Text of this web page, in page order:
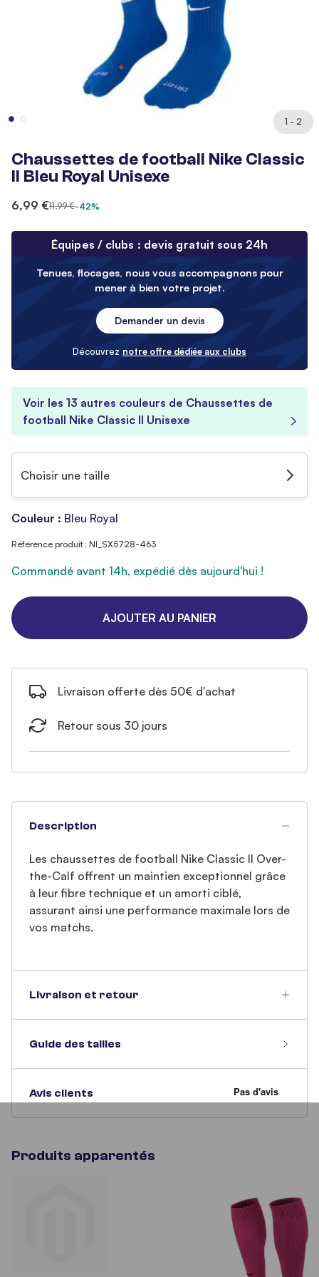
1 - 2
Chaussettes de football Nike Classic
II Bleu Royal Unisexe
6,99 €11,99 €-42%
Équipes / clubs : devis gratuit sous 24h
Tenues, flocages, nous vous accompagnons pour
mener à bien votre projet.
Demander un devis
Découvrez notre offre dédiée aux clubs
Voir les 13 autres couleurs de Chaussettes de
football Nike Classic II Unisexe
Choisir une taille
Couleur : Bleu Royal
Référence produit : NI_SX5728-463
Commandé avant 14h, expédié dès aujourd'hui !
AJOUTER AU PANIER
Livraison offerte dès 50€ d'achat
Retour sous 30 jours
Description
Les chaussettes de football Nike Classic II Over-
the-Calf offrent un maintien exceptionnel grâce
à leur fibre technique et un amorti ciblé,
assurant ainsi une performance maximale lors de
vos matchs.
Livraison et retour
Guide des tailles
Avis clients
Produits apparentés